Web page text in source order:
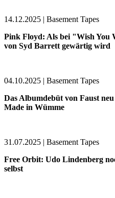
14.12.2025 | Basement Tapes
Pink Floyd: Als bei "Wish You
von Syd Barrett gewärtig wird
04.10.2025 | Basement Tapes
Das Albumdebüt von Faust
Made in Wümme
31.07.2025 | Basement Tapes
Free Orbit: Udo Lindenberg
selbst